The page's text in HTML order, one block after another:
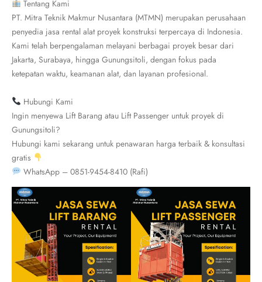
Tentang Kami
PT. Mitra Teknik Makmur Nusantara (MTMN) merupakan perusahaan
penyedia jasa rental alat proyek konstruksi terpercaya di Indonesia.
Kami telah berpengalaman melayani berbagai proyek besar dari
Jakarta, Surabaya, hingga Gunungsitoli, dengan fokus pada
ketepatan waktu, keamanan alat, dan layanan profesional.
Hubungi Kami
Ingin menyewa Lift Barang atau Lift Passenger untuk proyek di
Gunungsitoli?
Hubungi kami sekarang untuk penawaran harga terbaik & konsultasi
gratis
WhatsApp – 0851-9454-8410 (Rafi)